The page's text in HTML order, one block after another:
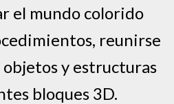
el mundo colorido
reunirse
y estructuras
bloques 3D.